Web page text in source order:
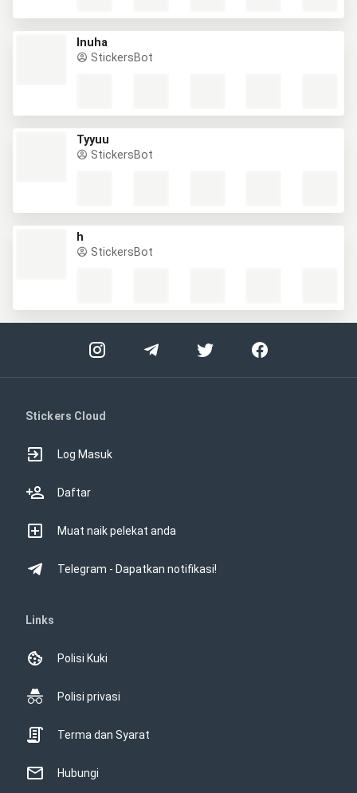
Inuha
StickersBot
Tyyuu
StickersBot
h
StickersBot
Stickers Cloud
Log Masuk
Daftar
Muat naik pelekat anda
Telegram - Dapatkan notifikasi!
Links
Polisi Kuki
Polisi privasi
Terma dan Syarat
Hubungi